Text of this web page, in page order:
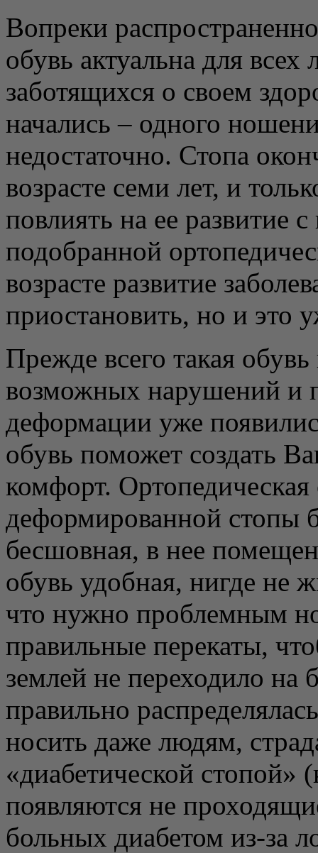
Вопреки
обувь актуальна для
заботящихся о своем
начались – одного
недостаточно. Стопа
возрасте семи лет, и
повлиять на ее развитие
подобранной
возрасте развитие
приостановить, но и это
Прежде всего такая
возможных нарушений и
деформации уже
обувь поможет создать
комфорт.
деформированной стопы
бесшовная, в нее
обувь удобная, нигде не
что нужно проблемным
правильные перекаты,
землей не переходило на
правильно
носить даже людям,
«диабетической стопой»
появляются не
больных диабетом из-за